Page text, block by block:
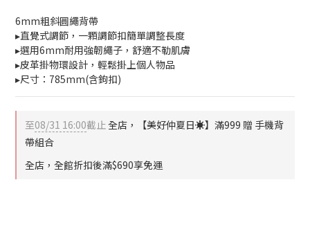
6mm粗斜圓繩背帶
▸直覺式調節，一顆調節扣簡單調整長度
▸選用6mm耐用強韌繩子，舒適不勒肌膚
▸皮革掛物環設計，輕鬆掛上個人物品
▸尺寸：785mm(含鉤扣)
至08/31 16:00截止全店，【美好仲夏日☀️】滿999 贈 手機背
帶組合
全店，全館折扣後滿$690享免運